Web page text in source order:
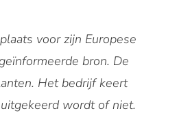
voor zijn Europese
bron. De
Het bedrijf keert
wordt of niet.